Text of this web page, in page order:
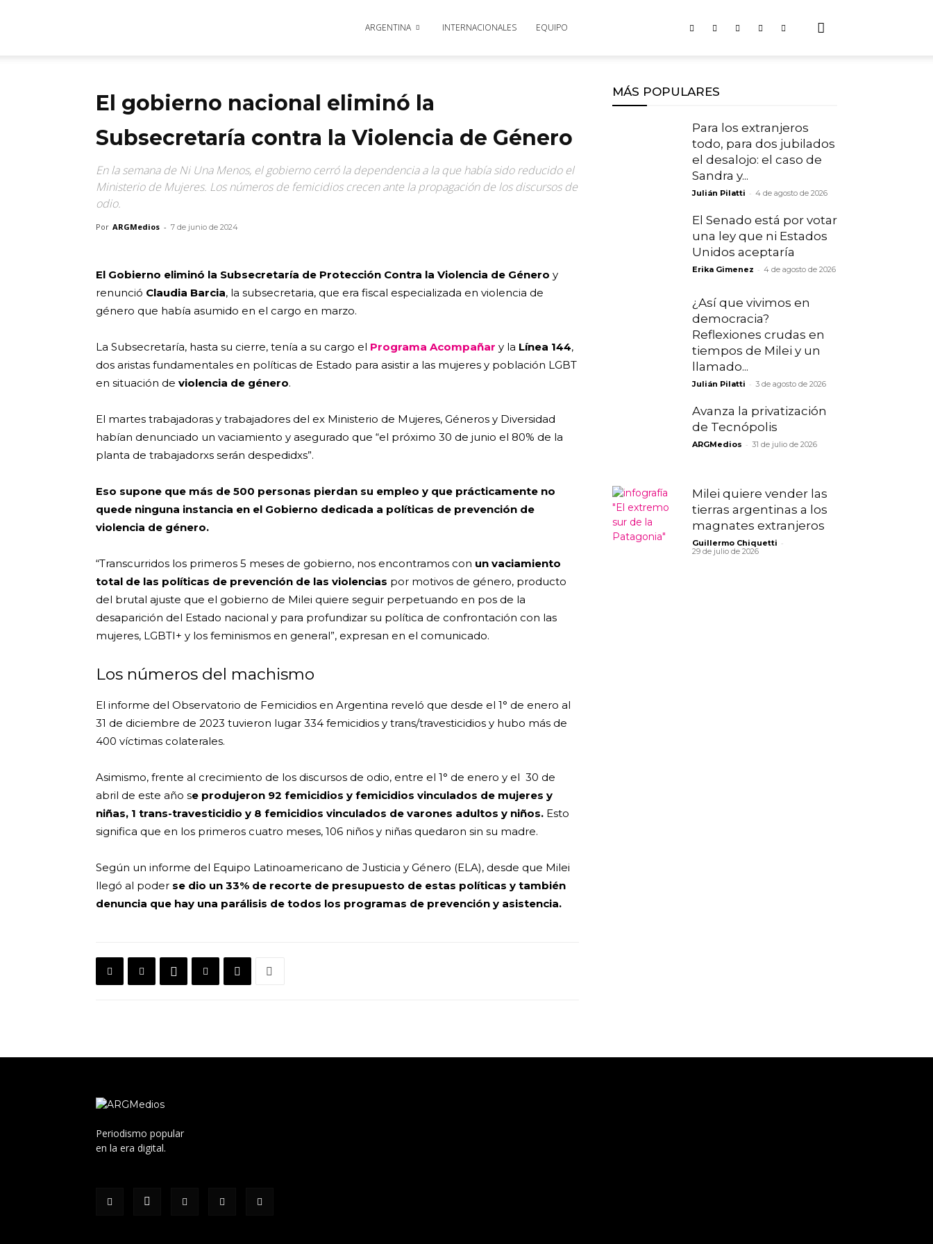
ARGENTINA INTERNACIONALES EQUIPO
El gobierno nacional eliminó la
Subsecretaría contra la Violencia de Género
En la semana de Ni Una Menos, el gobierno cerró la dependencia a la que había sido reducido el
Ministerio de Mujeres. Los números de femicidios crecen ante la propagación de los discursos de
odio.
Por ARGMedios - 7 de junio de 2024
El Gobierno eliminó la Subsecretaría de Protección Contra la Violencia de Género y
renunció Claudia Barcia, la subsecretaria, que era fiscal especializada en violencia de
género que había asumido en el cargo en marzo.
La Subsecretaría, hasta su cierre, tenía a su cargo el Programa Acompañar y la Línea 144,
dos aristas fundamentales en políticas de Estado para asistir a las mujeres y población LGBT
en situación de violencia de género.
El martes trabajadoras y trabajadores del ex Ministerio de Mujeres, Géneros y Diversidad
habían denunciado un vaciamiento y asegurado que “el próximo 30 de junio el 80% de la
planta de trabajadorxs serán despedidxs”.
Eso supone que más de 500 personas pierdan su empleo y que prácticamente no
quede ninguna instancia en el Gobierno dedicada a políticas de prevención de
violencia de género.
“Transcurridos los primeros 5 meses de gobierno, nos encontramos con un vaciamiento
total de las políticas de prevención de las violencias por motivos de género, producto
del brutal ajuste que el gobierno de Milei quiere seguir perpetuando en pos de la
desaparición del Estado nacional y para profundizar su política de confrontación con las
mujeres, LGBTI+ y los feminismos en general”, expresan en el comunicado.
Los números del machismo
El informe del Observatorio de Femicidios en Argentina reveló que desde el 1° de enero al
31 de diciembre de 2023 tuvieron lugar 334 femicidios y trans/travesticidios y hubo más de
400 víctimas colaterales.
Asimismo, frente al crecimiento de los discursos de odio, entre el 1° de enero y el 30 de
abril de este año se produjeron 92 femicidios y femicidios vinculados de mujeres y
niñas, 1 trans-travesticidio y 8 femicidios vinculados de varones adultos y niños. Esto
significa que en los primeros cuatro meses, 106 niños y niñas quedaron sin su madre.
Según un informe del Equipo Latinoamericano de Justicia y Género (ELA), desde que Milei
llegó al poder se dio un 33% de recorte de presupuesto de estas políticas y también
denuncia que hay una parálisis de todos los programas de prevención y asistencia.
MÁS POPULARES
Para los extranjeros
todo, para dos jubilados
el desalojo: el caso de
Sandra y...
Julián Pilatti - 4 de agosto de 2026
El Senado está por votar
una ley que ni Estados
Unidos aceptaría
Erika Gimenez - 4 de agosto de 2026
¿Así que vivimos en
democracia?
Reflexiones crudas en
tiempos de Milei y un
llamado...
Julián Pilatti - 3 de agosto de 2026
Avanza la privatización
de Tecnópolis
ARGMedios - 31 de julio de 2026
Milei quiere vender las
tierras argentinas a los
magnates extranjeros
Guillermo Chiquetti -
29 de julio de 2026
Periodismo popular
en la era digital.